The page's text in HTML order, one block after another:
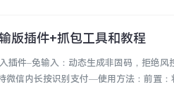
版插件+抓包工具和教程
插件–免输入：动态生成非固码，拒绝
微信内长按识别支付—使用方法：前置